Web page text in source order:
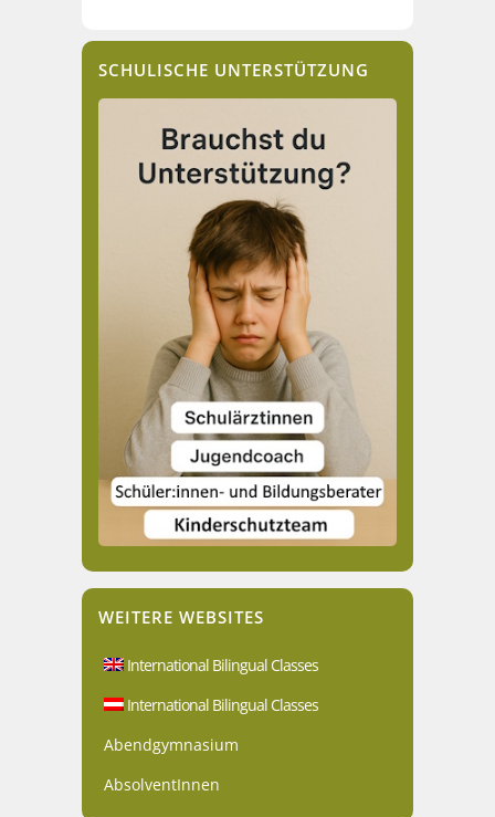
SCHULISCHE UNTERSTÜTZUNG
WEITERE WEBSITES
International Bilingual Classes
International Bilingual Classes
Abendgymnasium
AbsolventInnen